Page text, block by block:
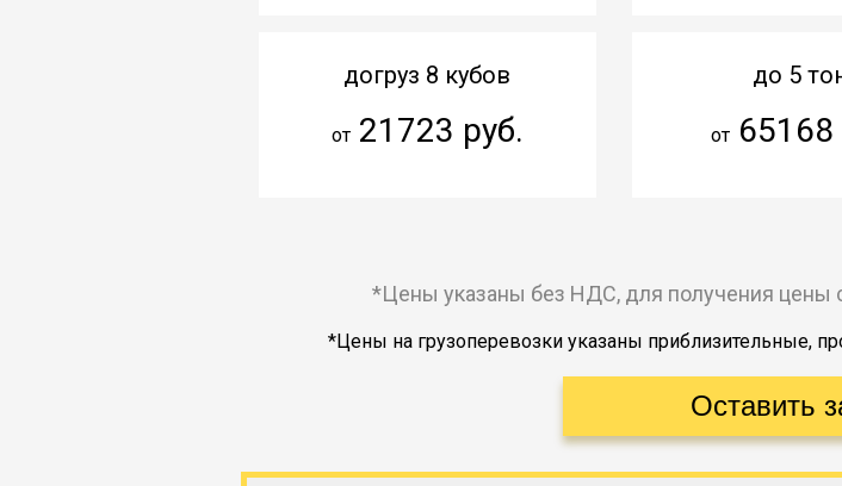
догруз 8 кубов
от21723 руб.
до 5
от 65168
*Цены указаны без НДС, для получения
*Цены на грузоперевозки указаны приблизительные,